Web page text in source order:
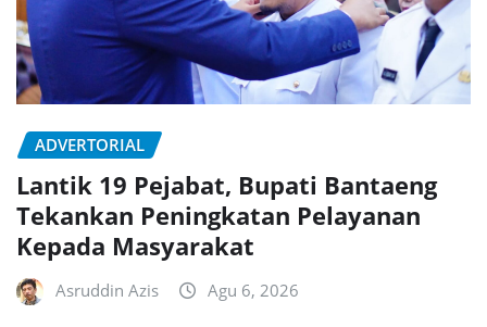
ADVERTORIAL
Lantik 19 Pejabat, Bupati Bantaeng
Tekankan Peningkatan Pelayanan
Kepada Masyarakat
Asruddin Azis Agu 6, 2026